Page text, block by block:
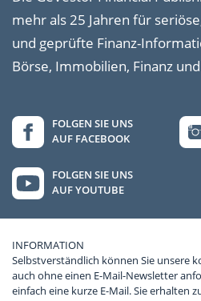
mehr als 25 Jahren für
und geprüfte Finanz-
Börse, Immobilien, Finanz
FOLGEN SIE UNS
AUF FACEBOOK
FOLGEN SIE UNS
AUF YOUTUBE
INFORMATION
Selbstverständlich können Sie unsere
auch ohne einen E-Mail-Newsletter
einfach eine kurze E-Mail. Sie erhalten